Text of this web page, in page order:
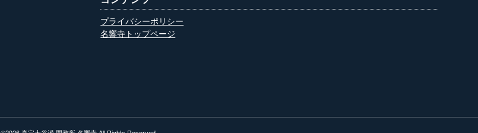
プライバシーポリシー
名響寺トップページ